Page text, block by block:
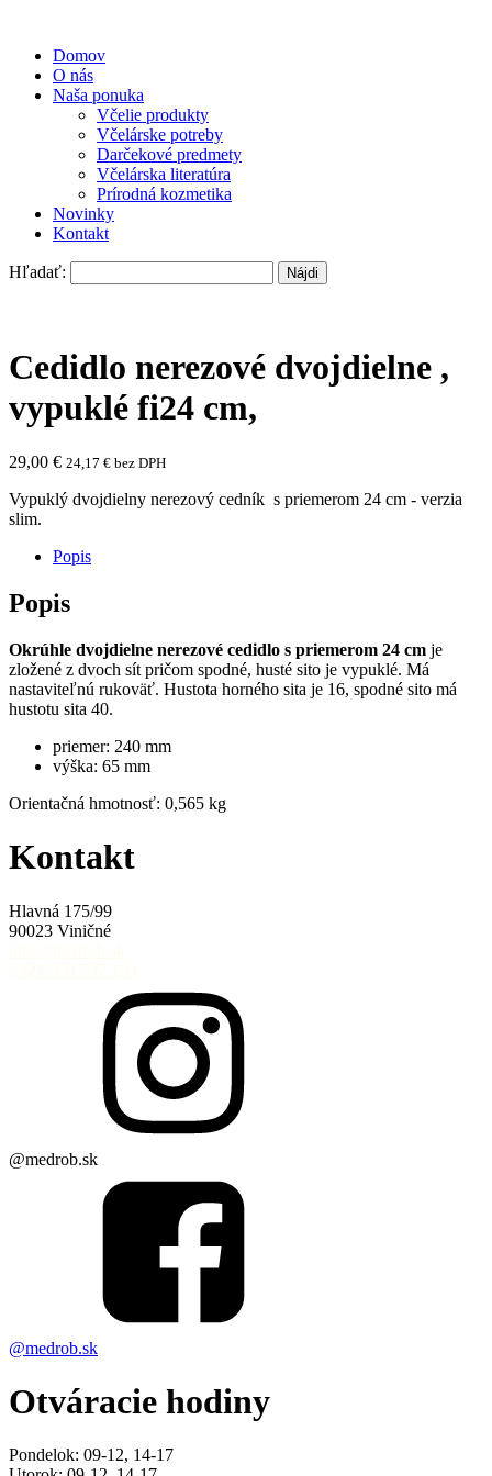
Domov
O nás
Naša ponuka
Včelie produkty
Včelárske potreby
Darčekové predmety
Včelárska literatúra
Prírodná kozmetika
Novinky
Kontakt
Hľadať:
Cedidlo nerezové dvojdielne ,
vypuklé fi24 cm,
29,00 € 24,17 € bez DPH
Vypuklý dvojdielny nerezový cedník s priemerom 24 cm - verzia
slim.
Popis
Popis
Okrúhle dvojdielne nerezové cedidlo s priemerom 24 cm je
zložené z dvoch sít pričom spodné, husté sito je vypuklé. Má
nastaviteľnú rukoväť. Hustota horného sita je 16, spodné sito má
hustotu sita 40.
priemer: 240 mm
výška: 65 mm
Orientačná hmotnosť: 0,565 kg
Kontakt
Hlavná 175/99
90023 Viničné
@medrob.sk
@medrob.sk
Otváracie hodiny
Pondelok: 09-12, 14-17